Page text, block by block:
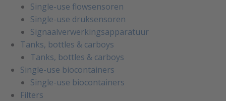
Single-use flowsensoren
Single-use druksensoren
Signaalverwerkingsapparatuur
Tanks, bottles & carboys
Tanks, bottles & carboys
Single-use biocontainers
Single-use biocontainers
Filters